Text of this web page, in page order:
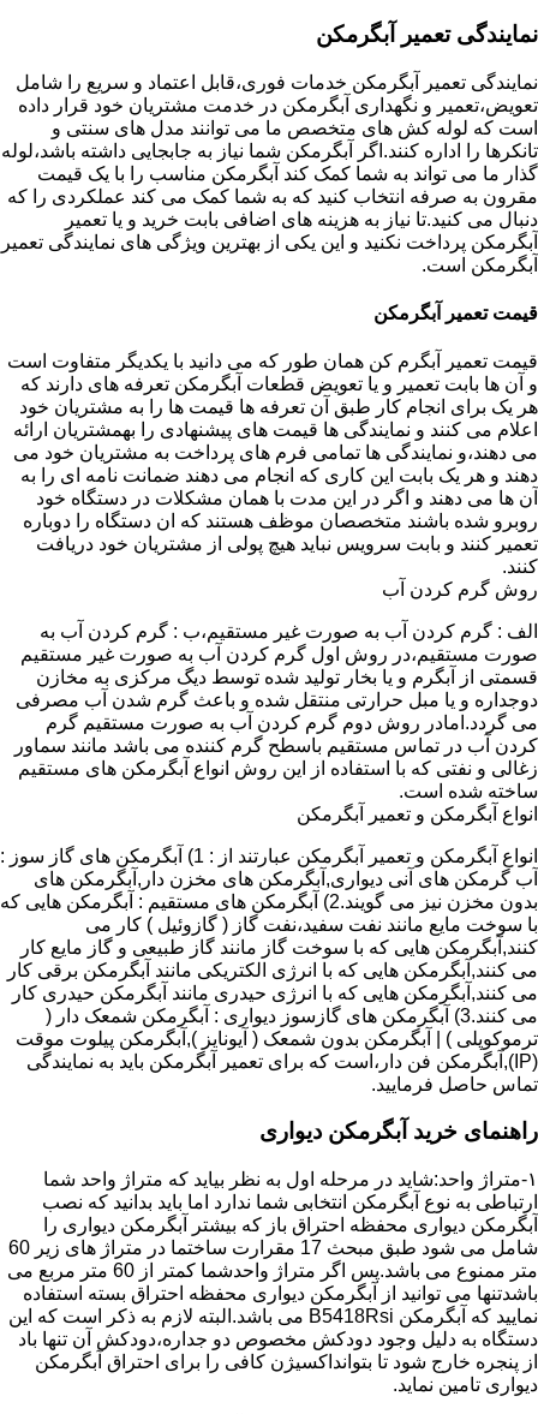
نمایندگی تعمیر آبگرمکن
نمایندگی تعمیر آبگرمکن خدمات فوری،قابل اعتماد و سریع را شامل
تعویض،تعمیر و نگهداری آبگرمکن در خدمت مشتریان خود قرار داده
است که لوله کش های متخصص ما می توانند مدل های سنتی و
تانکرها را اداره کنند.اگر آبگرمکن شما نیاز به جابجایی داشته باشد،لوله
گذار ما می تواند به شما کمک کند آبگرمکن مناسب را با یک قیمت
مقرون به صرفه انتخاب کنید که به شما کمک می کند عملکردی را که
دنبال می کنید.تا نیاز به هزینه های اضافی بابت خرید و یا تعمیر
آبگرمکن پرداخت نکنید و این یکی از بهترین ویژگی های نمایندگی تعمیر
آبگرمکن است.
قیمت تعمیر آبگرمکن
قیمت تعمیر آبگرم کن همان طور که می دانید با یکدیگر متفاوت است
و آن ها بابت تعمیر و یا تعویض قطعات آبگرمکن تعرفه های دارند که
هر یک برای انجام کار طبق آن تعرفه ها قیمت ها را به مشتریان خود
اعلام می کنند و نمایندگی ها قیمت های پیشنهادی را بهمشتریان ارائه
می دهند،و نمایندگی ها تمامی فرم های پرداخت به مشتریان خود می
دهند و هر یک بابت این کاری که انجام می دهند ضمانت نامه ای را به
آن ها می دهند و اگر در این مدت با همان مشکلات در دستگاه خود
روبرو شده باشند متخصصان موظف هستند که ان دستگاه را دوباره
تعمیر کنند و بابت سرویس نباید هیچ پولی از مشتریان خود دریافت
کنند.
روش گرم کردن آب
الف : گرم کردن آب به صورت غیر مستقیم،ب : گرم کردن آب به
صورت مستقیم،در روش اول گرم کردن آب به صورت غیر مستقیم
قسمتی از آبگرم و یا بخار تولید شده توسط دیگ مرکزی به مخازن
دوجداره و یا مبل حرارتی منتقل شده و باعث گرم شدن آب مصرفی
می گردد.امادر روش دوم گرم کردن آب به صورت مستقیم گرم
کردن آب در تماس مستقیم باسطح گرم کننده می باشد مانند سماور
زغالی و نفتی که با استفاده از این روش انواع آبگرمکن های مستقیم
ساخته شده است.
انواع آبگرمکن و تعمیر آبگرمکن
انواع آبگرمکن و تعمیر آبگرمکن عبارتند از : 1) آبگرمکن های گاز سوز :
آب گرمکن های آنی دیواری,آبگرمکن های مخزن دار,آبگرمکن های
بدون مخزن نیز می گویند.2) آبگرمکن های مستقیم : آبگرمکن هایی که
با سوخت مایع مانند نفت سفید،نفت گاز ( گازوئیل ) کار می
کنند,آبگرمکن هایی که با سوخت گاز مانند گاز طبیعی و گاز مایع کار
می کنند,آبگرمکن هایی که با انرژی الکتریکی مانند آبگرمکن برقی کار
می کنند,آبگرمکن هایی که با انرژی حیدری مانند آبگرمکن حیدری کار
می کنند.3) آبگرمکن های گازسوز دیواری : آبگرمکن شمعک دار (
ترموکوپلی ) | آبگرمکن بدون شمعک ( آیونایز ),آبگرمکن پیلوت موقت
(IP),آبگرمکن فن دار،است که برای تعمیر آبگرمکن باید به نمایندگی
تماس حاصل فرمایید.
راهنمای خرید آبگرمکن دیواری
۱-متراژ واحد:شاید در مرحله اول به نظر بیاید که متراژ واحد شما
ارتباطی به نوع آبگرمکن انتخابی شما ندارد اما باید بدانید که نصب
آبگرمکن دیواری محفظه احتراق باز که بیشتر آبگرمکن دیواری را
شامل می شود طبق مبحث 17 مقرارت ساختما در متراژ های زیر 60
متر ممنوع می باشد.پس اگر متراژ واحدشما کمتر از 60 متر مربع می
باشدتنها می توانید از آبگرمکن دیواری محفظه احتراق بسته استفاده
نمایید که آبگرمکن B5418Rsi می باشد.البته لازم به ذکر است که این
دستگاه به دلیل وجود دودکش مخصوص دو جداره،دودکش آن تنها باد
از پنجره خارج شود تا بتوانداکسیژن کافی را برای احتراق آبگرمکن
دیواری تامین نماید.